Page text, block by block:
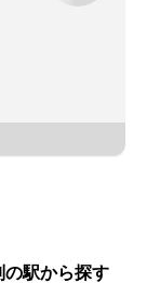
の駅から探す